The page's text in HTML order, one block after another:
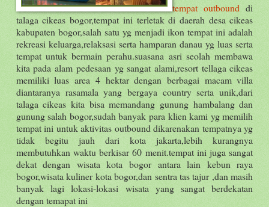
tempat outbound di
talaga cikeas bogor,tempat ini terletak di daerah desa cikeas
kabupaten bogor,salah satu yg menjadi ikon tempat ini adalah
rekreasi keluarga,relaksasi serta hamparan danau yg luas serta
tempat untuk bermain perahu.suasana asri seolah membawa
kita pada alam pedesaan yg sangat alami,resort tellaga cikeas
memiliki luas area 4 hektar dengan berbagai macam villa
diantaranya rasamala yang bergaya country serta unik,dari
talaga cikeas kita bisa memandang gunung hambalang dan
gunung salah bogor,sudah banyak para klien kami yg memilih
tempat ini untuk aktivitas outbound dikarenakan tempatnya yg
tidak begitu jauh dari kota jakarta,lebih kurangnya
membutuhkan waktu berkisar 60 menit.tempat ini juga sangat
dekat dengan wisata kota bogor antara lain kebun raya
bogor,wisata kuliner kota bogor,dan sentra tas tajur ,dan masih
banyak lagi lokasi-lokasi wisata yang sangat berdekatan
dengan temapat ini